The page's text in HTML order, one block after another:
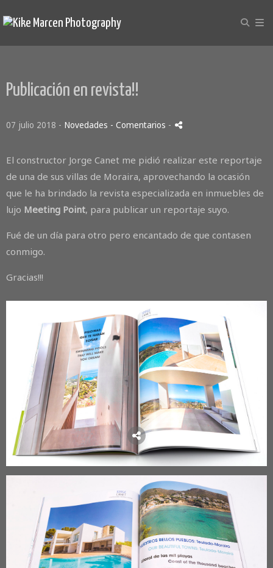
Publicación en revista!!
07 julio 2018 - Novedades - Comentarios -
El constructor Jorge Canet me pidió realizar este reportaje
de una de sus villas de Moraira, aprovechando la ocasión
que le ha brindado la revista especializada en inmuebles de
lujo Meeting Point, para publicar un reportaje suyo.
Fué de un día para otro pero encantado de que contasen
conmigo.
Gracias!!!